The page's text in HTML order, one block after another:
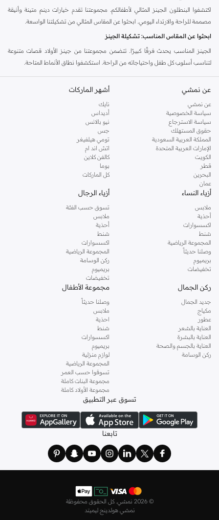
اكتشفوا البنطلون الجينز المثالي لأطفالكم. مجموعتنا تقدم خيارات دينم متينة وأنيقة
مصممة للراحة والارتداء اليومي. ابحثوا عن المقاس المثالي من تشكيلتنا الواسعة.
ابحثوا عن المقاس المناسب: تشكيلة الجينز
الجينز المناسب يحدث فرقًا كبيرًا. تتضمن مجموعتنا من جينز الأولاد قصات متنوعة
لتناسب أسلوب كل طفل واحتياجاته من الراحة. استكشفوا نطاق الأنماط المتاحة.
مستقيم وعادي:
مقاس كلاسيكي مريح يناسب كل الملابس تقريبًا.
مخروطي:
مقاس متوازن، مريح في منطقة المقعدة والفخذ، مع نهاية نظيفة عند
الكاحل.
واسع ومريح:يوفر مساحة إضافية للعب النشط وإطلالة مريحة.
أقمشة عالية الجودة وألوان متنوعة
نحن نركز على الدنيم الذي يبدو رائعًا ويمنح شعورًا جيدًا. تأتي بناطيل الجينز الخاصة بنا
بمجموعة متنوعة من المواد والألوان لتناسب احتياجاتكم.
الأقمشة:
اختاروا من القطن الناعم، أو خلطات القطن المرنة مع إضافة مطاطية، أو
خلطات البوليستر المتينة المصممة للحفاظ على شكلها.
الألوان:
الأزرق والأسود الكلاسيكي، والرمادي المتنوع، ودرجات الألوان الأساسية
الأخرى.
التشطيبات:اختاروا الغسلات الصلبة النظيفة لمظهر مصقول أو التشطيبات
المتدرجة والممزقة لإطلالة مريحة تبدو وكأنها مستخدمة.
أنماط لكل مناسبة
مجموعة الدنيم للأولاد توفر تنوعًا لأي حدث. من وقت اللعب إلى المناسبات الخاصة،
ابحثوا عن بنطلون يناسب المزاج.
ملابس كاجوال:
مثالية للأنشطة اليومية، نسقوها مع تيشيرتات وأحذية رياضية.
سمارت كاجوال:
يمكن تنسيق الجينز المخروطي أو المستقيم مع قميص رسمي
لإطلالة أنيقة.
مناسبات الأعياد:
خيارات مريحة وأنيقة للتجمعات العائلية.
الحصول على بنطلون الجينز الجديد لأطفالكم أصبح سهلاً. نقدم توصيلاً سريعاً في جميع
أنحاء الإمارات، بما في ذلك دبي وأبوظبي والشارقة. استمتعوا بخيارات دفع آمنة
ومريحة.
لماذا تتسوقون معنا؟
بطاقات الائتمان/الخصم، رصيد نون، والدفع عند الاستلام.
مدفوعات مرنة: قسموا مشترياتكم إلى دفعات بدون فوائد مع تاباي أو تمارا.
اختاروا من خيارات التوصيل خلال 90 دقيقة، أو القياسي، أو العالمي.
اعثروا على المقاس المثالي لطفلكم. تسوقوا جينز الأولاد في قطر واستمتعوا بالتوصيل
عن نمشي
عن نمشي
سياسة الخصوصية
سياسة الاسترجاع
حقوق المستهلك
المملكة العربية السعودية
الإمارات العربية المتحدة
الكويت
قطر
البحرين
عمان
أشهر الماركات
نايك
أديداس
نيو بالانس
جس
تومي هيلفيغر
اتش اند ام
كالفن كلاين
بوما
كل الماركات
أزياء النساء
ملابس
أحذية
اكسسوارات
شنط
المجموعة الرياضية
وصلنا حديثاً
بريميوم
تخفيضات
أزياء الرجال
تسوق حسب الفئة
ملابس
أحذية
شنط
اكسسوارات
المجموعة الرياضية
ركن الوسامة
بريميوم
تخفيضات
ركن الجمال
جديد الجمال
مكياج
عطور
العناية بالشعر
العناية بالبشرة
العناية بالجسم والصحة
ركن الوسامة
مجموعة الأطفال
وصلنا حديثاً
ملابس
احذية
شنط
اكسسوارات
بريميوم
لوازم منزلية
المجموعة الرياضية
تسوقوا حسب العمر
مجموعة البنات كاملة
مجموعة الأولاد كاملة
تسوق عبر التطبيق
تابعنا
© 2026 نمشي. كل الحقوق محفوظة
نمشي هولدينج ليميتد